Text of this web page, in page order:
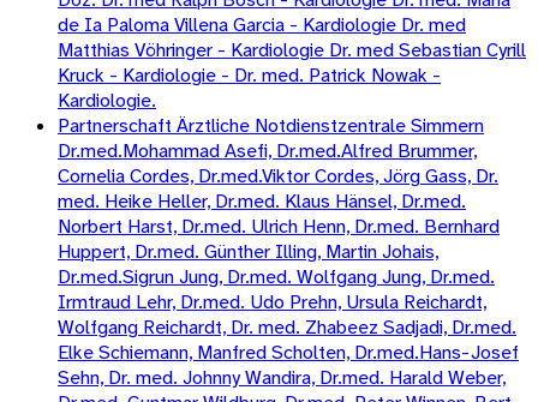
de Ia Paloma Villena Garcia - Kardiologie Dr. med
Matthias Vöhringer - Kardiologie Dr. med Sebastian Cyrill
Kruck - Kardiologie - Dr. med. Patrick Nowak -
Kardiologie.
Partnerschaft Ärztliche Notdienstzentrale Simmern
Dr.med.Mohammad Asefi, Dr.med.Alfred Brummer,
Cornelia Cordes, Dr.med.Viktor Cordes, Jörg Gass, Dr.
med. Heike Heller, Dr.med. Klaus Hänsel, Dr.med.
Norbert Harst, Dr.med. Ulrich Henn, Dr.med. Bernhard
Huppert, Dr.med. Günther Illing, Martin Johais,
Dr.med.Sigrun Jung, Dr.med. Wolfgang Jung, Dr.med.
Irmtraud Lehr, Dr.med. Udo Prehn, Ursula Reichardt,
Wolfgang Reichardt, Dr. med. Zhabeez Sadjadi, Dr.med.
Elke Schiemann, Manfred Scholten, Dr.med.Hans-Josef
Sehn, Dr. med. Johnny Wandira, Dr.med. Harald Weber,